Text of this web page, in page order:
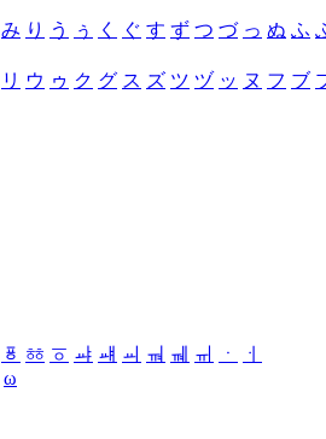
み り う ぅ く ぐ す ず つ づ っ ぬ ふ
リ ウ ゥ ク グ ス ズ ツ ヅ ッ ヌ フ ブ
ㆄ ㆅ ㆆ ㆇ ㆈ ㆉ ㆊ ㆋ ㆌ ㆍ
ㆎ
ω